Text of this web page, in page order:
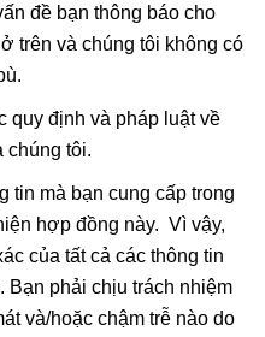
đề bạn thông báo cho
trên và chúng tôi không có
quy định và pháp luật về
chúng tôi.
tin mà bạn cung cấp trong
hợp đồng này. Vì vậy,
của tất cả các thông tin
Bạn phải chịu trách nhiệm
và/hoặc chậm trễ nào do